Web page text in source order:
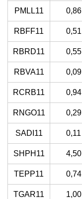
PMLL11 0,86
RBFF11 0,51
RBRD11 0,55
RBVA11 0,09
RCRB11 0,94
RNGO11 0,29
SADI11 0,11
SHPH11 4,50
TEPP11 0,74
TGAR11 1,00